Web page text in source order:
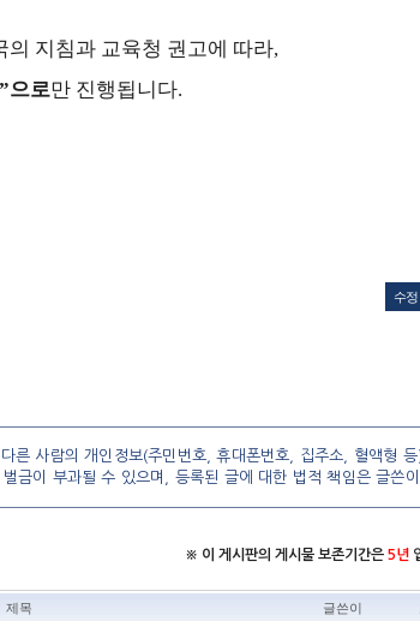
의 지침과 교육청 권고에 따라,
”으로만 진행됩니다.
수정
른 사람의 개인정보(주민번호, 휴대폰번호, 집주소, 혈액형
금이 부과될 수 있으며, 등록된 글에 대한 법적 책임은 글쓴이
※ 이 게시판의 게시물 보존기간은 5년
제목 글쓴이